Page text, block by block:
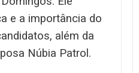
e a importância do
além da
Núbia Patrol.